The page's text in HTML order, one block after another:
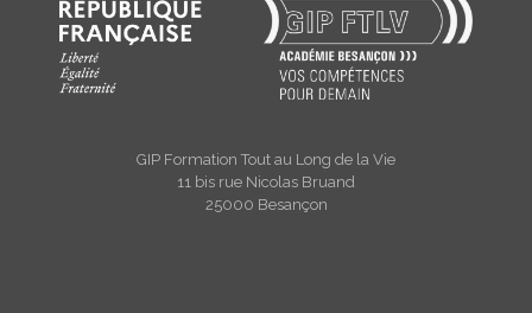
GIP Formation Tout au Long de la Vie
11 bis rue Nicolas Bruand
25000 Besançon